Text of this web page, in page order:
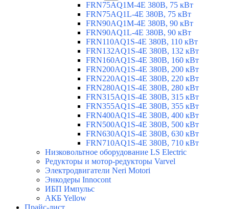
FRN75AQ1M-4E 380В, 75 кВт
FRN75AQ1L-4E 380В, 75 кВт
FRN90AQ1M-4E 380В, 90 кВт
FRN90AQ1L-4E 380В, 90 кВт
FRN110AQ1S-4E 380В, 110 кВт
FRN132AQ1S-4E 380В, 132 кВт
FRN160AQ1S-4E 380В, 160 кВт
FRN200AQ1S-4E 380В, 200 кВт
FRN220AQ1S-4E 380В, 220 кВт
FRN280AQ1S-4E 380В, 280 кВт
FRN315AQ1S-4E 380В, 315 кВт
FRN355AQ1S-4E 380В, 355 кВт
FRN400AQ1S-4E 380В, 400 кВт
FRN500AQ1S-4E 380В, 500 кВт
FRN630AQ1S-4E 380В, 630 кВт
FRN710AQ1S-4E 380В, 710 кВт
Низковольтное оборудование LS Electric
Редукторы и мотор-редукторы Varvel
Электродвигатели Neri Motori
Энкодеры Innocont
ИБП Импульс
АКБ Yellow